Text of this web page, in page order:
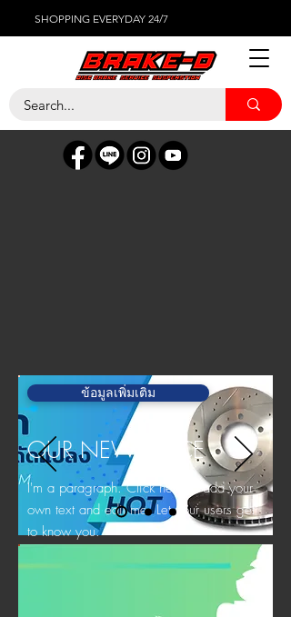
SHOPPING EVERYDAY 24/7
ข้อมูลเพิ่มเติม
OUR NEW PLACE
I'm a paragraph. Click here to add your
own text and edit me. Let your users get
to know you.